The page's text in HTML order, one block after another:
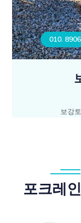
010.
보강
포크레